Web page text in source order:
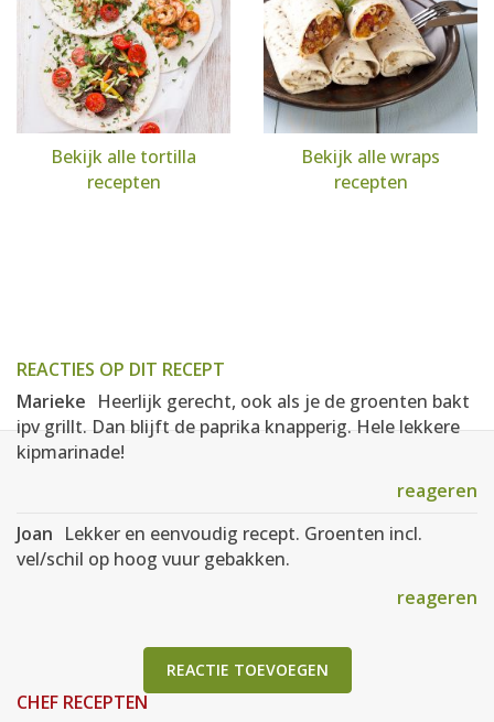
Bekijk alle tortilla
recepten
Bekijk alle wraps
recepten
REACTIES OP DIT RECEPT
Marieke Heerlijk gerecht, ook als je de groenten bakt
ipv grillt. Dan blijft de paprika knapperig. Hele lekkere
kipmarinade!
reageren
Joan Lekker en eenvoudig recept. Groenten incl.
vel/schil op hoog vuur gebakken.
reageren
REACTIE TOEVOEGEN
CHEF RECEPTEN